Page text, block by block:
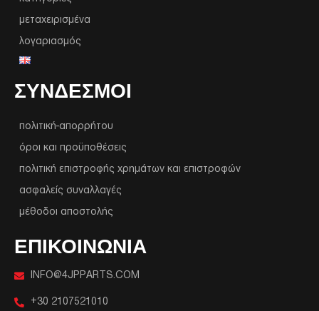
μεταχειρισμένα
λογαριασμός
ΣΥΝΔΕΣΜΟΙ
πολιτική-απορρήτου
όροι και προϋποθέσεις
πολιτική επιστροφής χρημάτων και επιστροφών
ασφαλείς συναλλαγές
μέθοδοι αποστολής
ΕΠΙΚΟΙΝΩΝΙΑ
INFO@4JPPARTS.COM
+30 2107521010